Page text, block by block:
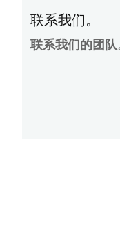
联系我们。
联系我们的团队